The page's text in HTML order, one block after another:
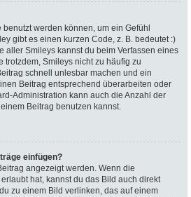
werden können, um ein Gefühl
gibt es einen kurzen Code, z. B. bedeutet :)
aller Smileys kannst du beim Verfassen eines
trotzdem, Smileys nicht zu häufig zu
schnell unlesbar machen und ein
Beitrag entsprechend überarbeiten oder
Administration kann auch die Anzahl der
Beitrag benutzen kannst.
einfügen?
angezeigt werden. Wenn die
hat, kannst du das Bild auch direkt
zu einem Bild verlinken, das auf einem